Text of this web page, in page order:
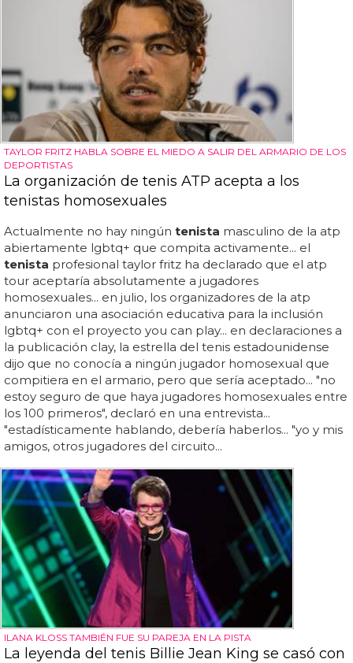
TAYLOR FRITZ HABLA SOBRE EL MIEDO A SALIR DEL ARMARIO DE LOS
DEPORTISTAS
La organización de tenis ATP acepta a los
tenistas homosexuales
Actualmente no hay ningún tenista masculino de la atp
abiertamente lgbtq+ que compita activamente... el
tenista profesional taylor fritz ha declarado que el atp
tour aceptaría absolutamente a jugadores
homosexuales... en julio, los organizadores de la atp
anunciaron una asociación educativa para la inclusión
lgbtq+ con el proyecto you can play... en declaraciones a
la publicación clay, la estrella del tenis estadounidense
dijo que no conocía a ningún jugador homosexual que
compitiera en el armario, pero que sería aceptado... "no
estoy seguro de que haya jugadores homosexuales entre
los 100 primeros", declaró en una entrevista...
"estadísticamente hablando, debería haberlos... "yo y mis
amigos, otros jugadores del circuito...
ILANA KLOSS TAMBIÉN FUE SU PAREJA EN LA PISTA
La leyenda del tenis Billie Jean King se casó con